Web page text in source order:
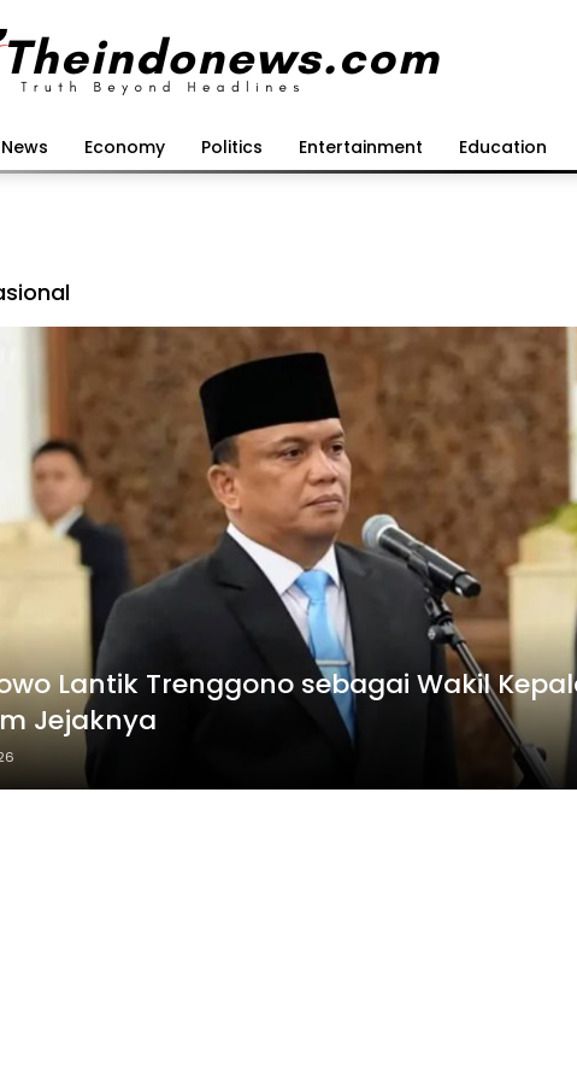
News Economy Politics Entertainment Education
Lantik Trenggono sebagai Wakil
Jejaknya